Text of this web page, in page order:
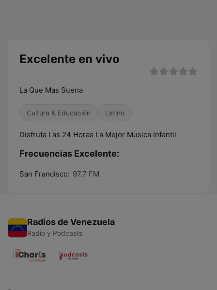
Excelente en vivo
La Que Mas Suena
Cultura & Educación Latino
Disfruta Las 24 Horas La Mejor Musica Infantil
Frecuencias Excelente:
San Francisco: 97.7 FM
Radios de Venezuela
Radio y Podcasts